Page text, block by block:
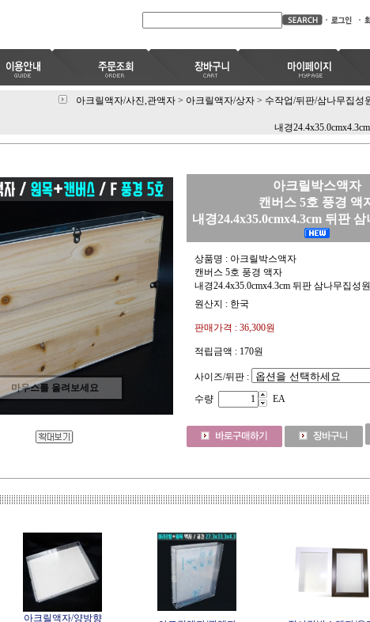
아크릴액자/사진,관액자 > 아크릴액자/상자 > 수작업/뒤판/삼나무집성
내경
마우스를 올려보세요
아크릴박스액자
캔버스 5호 풍경 액
내경24.4x35.0cmx4.3cm 뒤판
상품명 : 아크릴박스액자
캔버스 5호 풍경 액자
내경24.4x35.0cmx4.3cm 뒤판 삼나무집성
원산지 : 한국
판매가격 : 36,300원
적립금액 : 170원
사이즈/뒤판 :
수량
EA
아크릴액자/양방향